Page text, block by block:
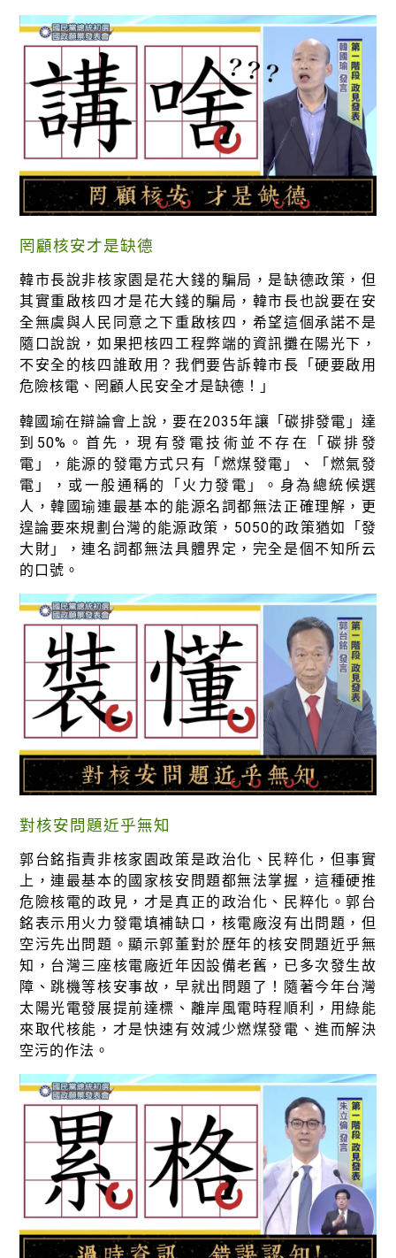
捐款支持
徵才資訊
活動行事曆
活動紀錄
教育推廣申請
加入志工
罔顧核安才是缺德
韓市長說非核家園是花大錢的騙局，是缺德政策，但
其實重啟核四才是花大錢的騙局，韓市長也說要在安
全無虞與人民同意之下重啟核四，希望這個承諾不是
隨口說說，如果把核四工程弊端的資訊攤在陽光下，
不安全的核四誰敢用？我們要告訴韓市長「硬要啟用
危險核電、罔顧人民安全才是缺德！」
韓國瑜在辯論會上說，要在2035年讓「碳排發電」達
到50%。首先，現有發電技術並不存在「碳排發
電」，能源的發電方式只有「燃煤發電」、「燃氣發
電」，或一般通稱的「火力發電」。身為總統候選
人，韓國瑜連最基本的能源名詞都無法正確理解，更
遑論要來規劃台灣的能源政策，5050的政策猶如「發
大財」，連名詞都無法具體界定，完全是個不知所云
的口號。
對核安問題近乎無知
郭台銘指責非核家園政策是政治化、民粹化，但事實
上，連最基本的國家核安問題都無法掌握，這種硬推
危險核電的政見，才是真正的政治化、民粹化。郭台
銘表示用火力發電填補缺口，核電廠沒有出問題，但
空污先出問題。顯示郭董對於歷年的核安問題近乎無
知，台灣三座核電廠近年因設備老舊，已多次發生故
障、跳機等核安事故，早就出問題了！隨著今年台灣
太陽光電發展提前達標、離岸風電時程順利，用綠能
來取代核能，才是快速有效減少燃煤發電、進而解決
空污的作法。